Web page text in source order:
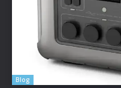
Blog